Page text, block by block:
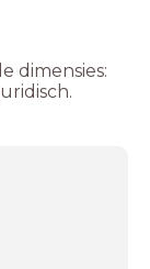
dimensies: